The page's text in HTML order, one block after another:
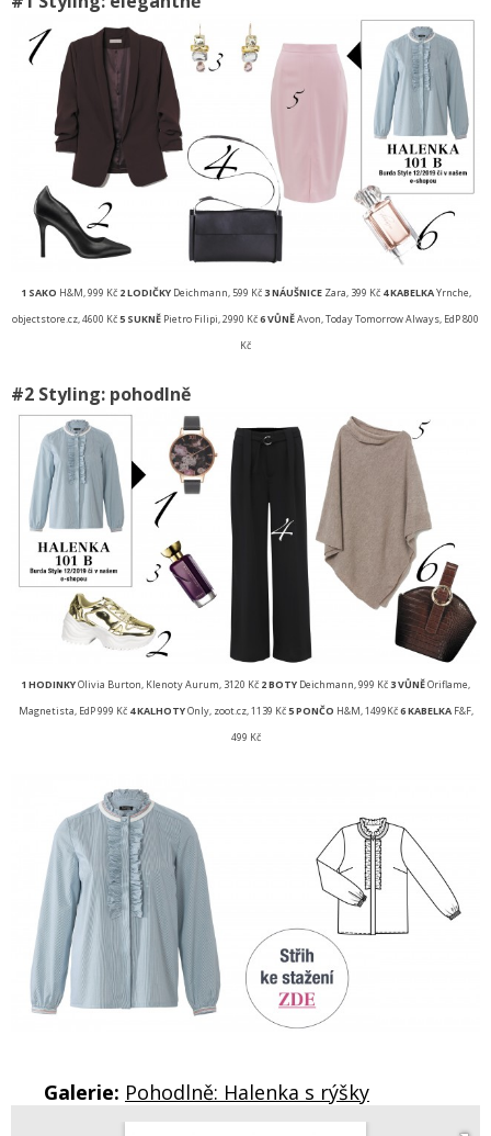
1 SAKO H&M, 999 Kč 2 LODIČKYDeichmann, 599 Kč3 NÁUŠNICEZara, 399 Kč 4 KABELKAYrnche,
objectstore.cz, 4600 Kč5 SUKNĚ Pietro Filipi, 2990 Kč6 VŮNĚAvon, Today Tomorrow Always, EdP 800
Kč
#2 Styling: pohodlně
1 HODINKYOlivia Burton, Klenoty Aurum, 3120 Kč 2 BOTY Deichmann, 999 Kč3 VŮNĚOriflame,
Magnetista, EdP 999 Kč 4 KALHOTYOnly, zoot.cz, 1139 Kč5 PONČO H&M, 1499Kč6 KABELKAF&F,
499 Kč
Galerie: Pohodlně: Halenka s rýšky